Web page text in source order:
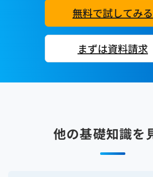
無料で試してみる
まずは資料請求
他の基礎知識を